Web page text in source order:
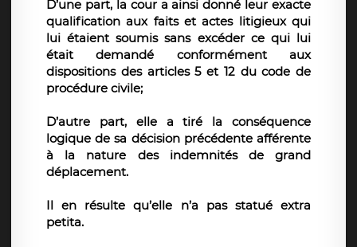
D’une part, la cour a ainsi donné leur exacte
qualification aux faits et actes litigieux qui
lui étaient soumis sans excéder ce qui lui
était demandé conformément aux
dispositions des articles 5 et 12 du code de
procédure civile;
D’autre part, elle a tiré la conséquence
logique de sa décision précédente afférente
à la nature des indemnités de grand
déplacement.
Il en résulte qu’elle n’a pas statué extra
petita.